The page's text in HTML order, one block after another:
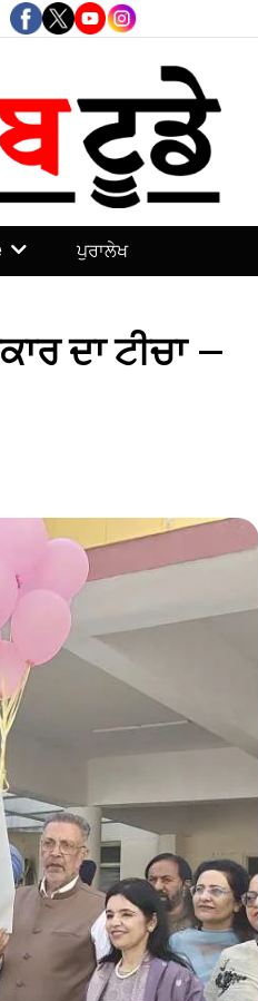
ਪੁਰਾਲੇਖ
ਦਾ ਟੀਚਾ –